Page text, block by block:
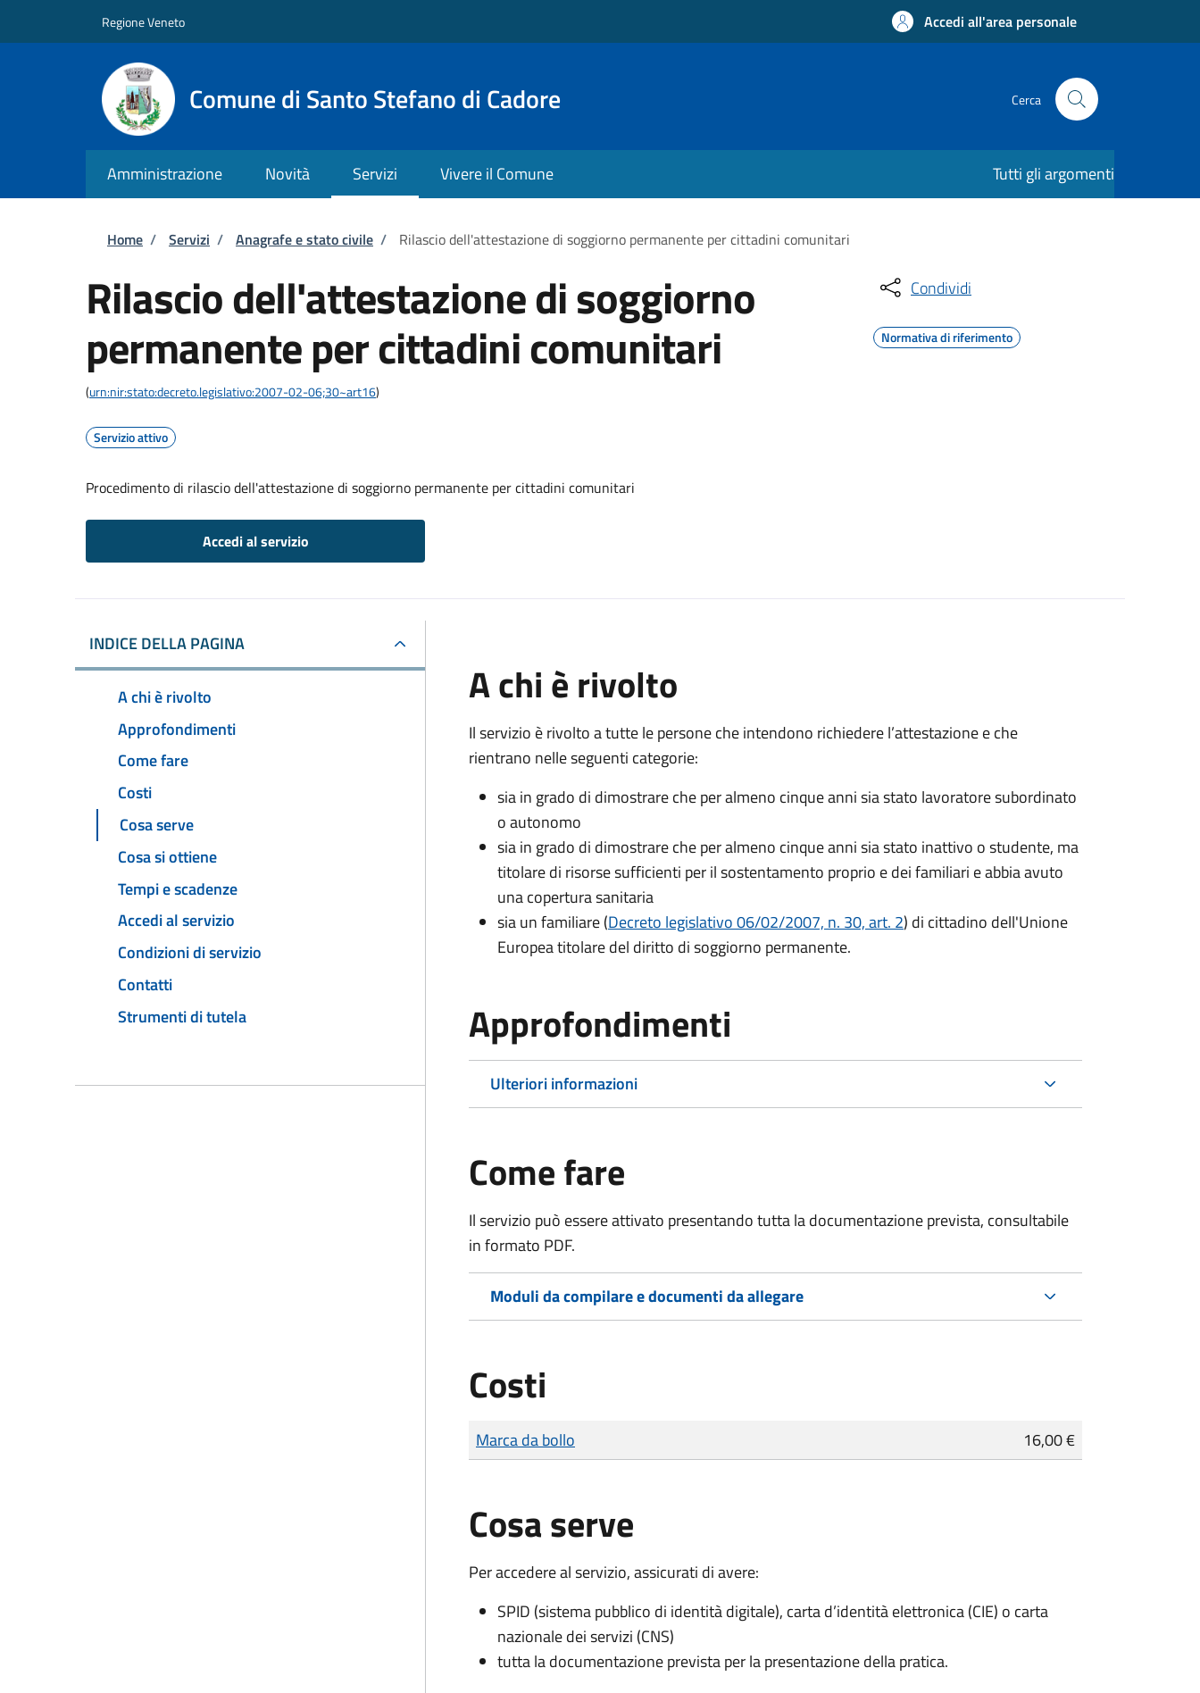
Regione Veneto Accedi all'area personale
Comune di Santo Stefano di Cadore Cerca
Amministrazione Novità Servizi Vivere il Comune Tutti gli argomenti
Briciole di pane
Home / Servizi / Anagrafe e stato civile / Rilascio dell'attestazione di soggiorno permanente per cittadini comunitari
Rilascio dell'attestazione di soggiorno
permanente per cittadini comunitari
(urn:nir:stato:decreto.legislativo:2007-02-06;30~art16)
Servizio attivo
Procedimento di rilascio dell'attestazione di soggiorno permanente per cittadini comunitari
Accedi al servizio
Condividi
Normativa di riferimento
INDICE DELLA PAGINA
A chi è rivolto
Approfondimenti
Come fare
Costi
Cosa serve
Cosa si ottiene
Tempi e scadenze
Accedi al servizio
Condizioni di servizio
Contatti
Strumenti di tutela
A chi è rivolto
Il servizio è rivolto a tutte le persone che intendono richiedere l’attestazione e che
rientrano nelle seguenti categorie:
sia in grado di dimostrare che per almeno cinque anni sia stato lavoratore subordinato
o autonomo
sia in grado di dimostrare che per almeno cinque anni sia stato inattivo o studente, ma
titolare di risorse sufficienti per il sostentamento proprio e dei familiari e abbia avuto
una copertura sanitaria
sia un familiare (Decreto legislativo 06/02/2007, n. 30, art. 2) di cittadino dell'Unione
Europea titolare del diritto di soggiorno permanente.
Approfondimenti
Ulteriori informazioni
Come fare
Il servizio può essere attivato presentando tutta la documentazione prevista, consultabile
in formato PDF.
Moduli da compilare e documenti da allegare
Costi
Tipo di pagamento
Importo
Marca da bollo 16,00 €
Cosa serve
Per accedere al servizio, assicurati di avere:
SPID (sistema pubblico di identità digitale), carta d’identità elettronica (CIE) o carta
nazionale dei servizi (CNS)
tutta la documentazione prevista per la presentazione della pratica.